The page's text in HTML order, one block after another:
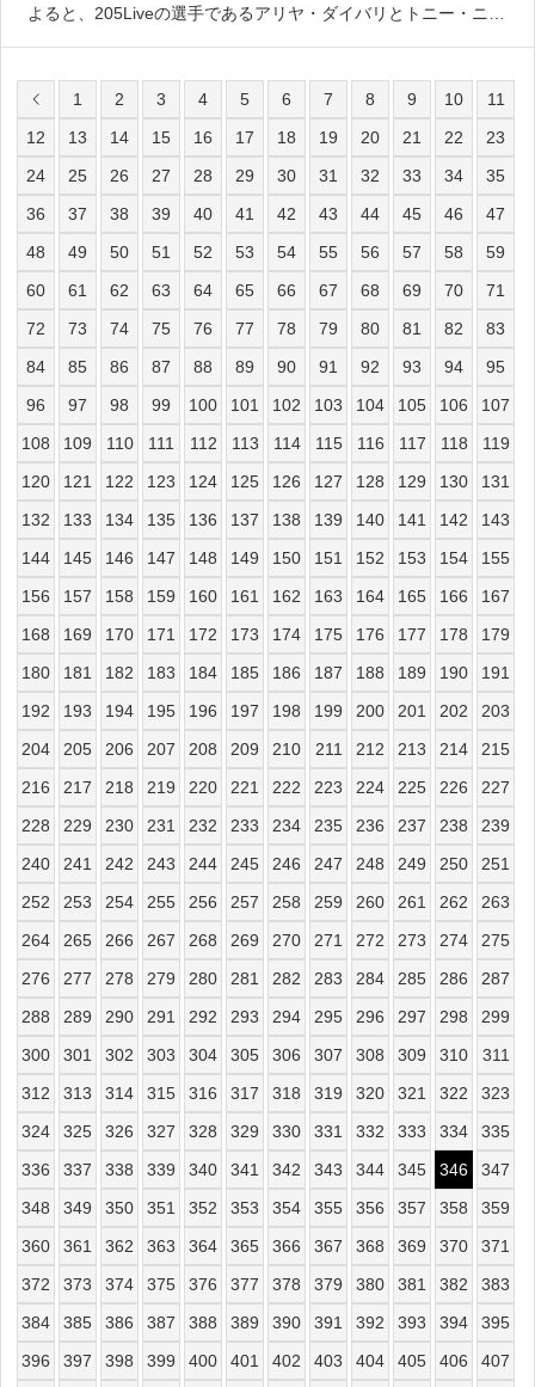
よると、205Liveの選手であるアリヤ・ダイバリとトニー・ニー
スがWWEからリリースされたと伝えています。ニースはメイン
1
2 3 4 5 6 7 8 9 10
11
12
13 14 15 16 17 18 19 20 21 22
23
24
25 26 27 28 29 30 31 32 33 34
35
36
37 38 39 40 41 42 43 44 45 46
47
48
49 50 51 52 53 54 55 56 57 58
59
60
61 62 63 64 65 66 67 68 69 70
71
72
73 74 75 76 77 78 79 80 81 82
83
84
85 86 87 88 89 90 91 92 93 94
95
96
97 98 99 100 101 102 103 104 105 106
107
108
109 110 111 112 113 114 115 116 117 118
119
120
121 122 123 124 125 126 127 128 129 130
131
132
133 134 135 136 137 138 139 140 141 142
143
144
145 146 147 148 149 150 151 152 153 154
155
156
157 158 159 160 161 162 163 164 165 166
167
168
169 170 171 172 173 174 175 176 177 178
179
180
181 182 183 184 185 186 187 188 189 190
191
192
193 194 195 196 197 198 199 200 201 202
203
204
205 206 207 208 209 210 211 212 213 214
215
216
217 218 219 220 221 222 223 224 225 226
227
228
229 230 231 232 233 234 235 236 237 238
239
240
241 242 243 244 245 246 247 248 249 250
251
252
253 254 255 256 257 258 259 260 261 262
263
264
265 266 267 268 269 270 271 272 273 274
275
276
277 278 279 280 281 282 283 284 285 286
287
288
289 290 291 292 293 294 295 296 297 298
299
300
301 302 303 304 305 306 307 308 309 310
311
312
313 314 315 316 317 318 319 320 321 322
323
324
325 326 327 328 329 330 331 332 333 334
335
336
337 338 339 340 341 342 343 344 345 346
347
348
349 350 351 352 353 354 355 356 357 358
359
360
361 362 363 364 365 366 367 368 369 370
371
372
373 374 375 376 377 378 379 380 381 382
383
384
385 386 387 388 389 390 391 392 393 394
395
396
397 398 399 400 401 402 403 404 405 406
407